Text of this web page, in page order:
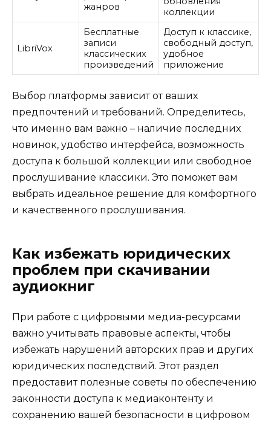
жанров
коллекции
LibriVox
Бесплатные
записи
классических
произведений
Доступ к классике,
свободный доступ,
удобное
приложение
Выбор платформы зависит от ваших
предпочтений и требований. Определитесь,
что именно вам важно – наличие последних
новинок, удобство интерфейса, возможность
доступа к большой коллекции или свободное
прослушивание классики. Это поможет вам
выбрать идеальное решение для комфортного
и качественного прослушивания.
Как избежать юридических
проблем при скачивании
аудиокниг
При работе с цифровыми медиа-ресурсами
важно учитывать правовые аспекты, чтобы
избежать нарушений авторских прав и других
юридических последствий. Этот раздел
предоставит полезные советы по обеспечению
законности доступа к медиаконтенту и
сохранению вашей безопасности в цифровом